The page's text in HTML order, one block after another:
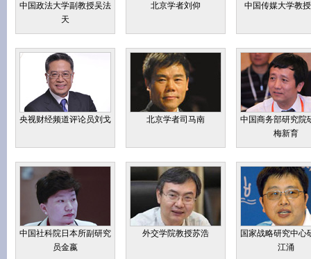
江 涌：国家战略研究中心研究员
苏 浩：外交学院战略与冲突管理中心主任、教授
金 嬴：中国社科院日本研究所副研究员
中国政法大学副教授吴法
天
北京学者刘仰 中国传媒大学教
央视财经频道评论员刘戈 北京学者司马南
中国商务部研究院
梅新育
中国社科院日本所副研究
员金嬴
外交学院教授苏浩
国家战略研究中心
江涌